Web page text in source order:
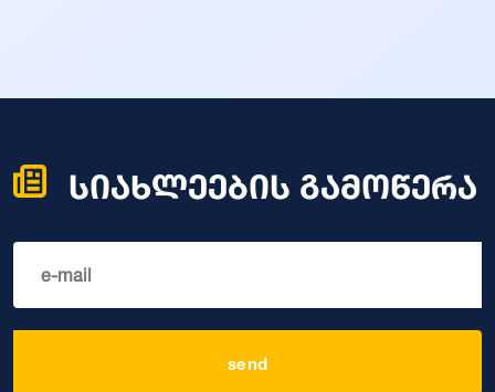
სიახლეების გამოწერა
send